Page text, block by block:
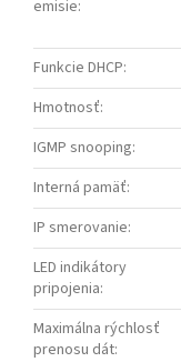
emisie:
Funkcie DHCP:
Hmotnosť:
IGMP snooping:
Interná pamäť:
IP smerovanie:
LED indikátory
pripojenia:
Maximálna rýchlosť
prenosu dát: